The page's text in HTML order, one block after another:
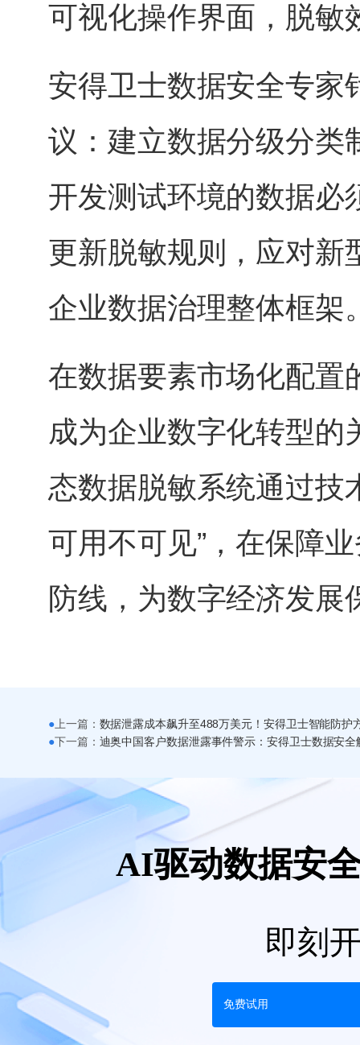
可视化操作界面，脱敏
安得卫士数据安全专家
议：建立数据分级分类
开发测试环境的数据必
更新脱敏规则，应对新
企业数据治理整体框架
在数据要素市场化配置
成为企业数字化转型的
态数据脱敏系统通过技
可用不可见”，在保障
防线，为数字经济发展
●上一篇：
●下一篇：
AI驱动数据安
即刻
免费试用